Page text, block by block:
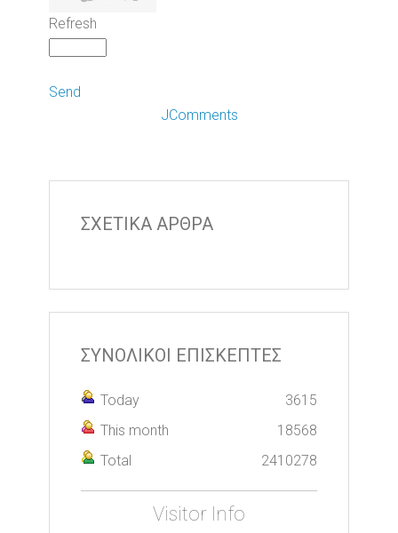
Refresh
Send
JComments
ΣΧΕΤΙΚΑ ΑΡΘΡΑ
ΣΥΝΟΛΙΚΟΙ ΕΠΙΣΚΕΠΤΕΣ
Today
3615
This month
18568
Total
2410278
Visitor Info